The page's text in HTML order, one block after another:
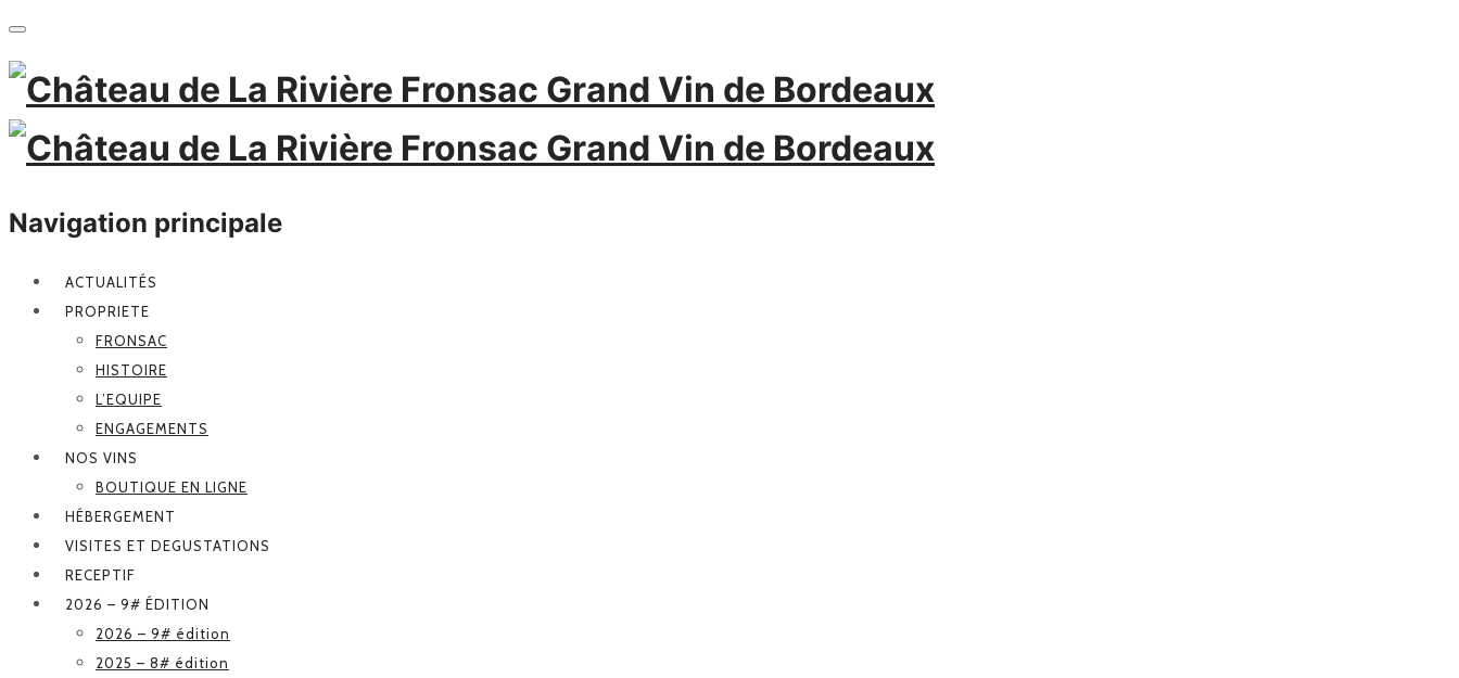
Navigation principale
ACTUALITÉS
PROPRIETE
FRONSAC
HISTOIRE
L’EQUIPE
ENGAGEMENTS
NOS VINS
BOUTIQUE EN LIGNE
HÉBERGEMENT
VISITES ET DEGUSTATIONS
RECEPTIF
2026 – 9# ÉDITION
2026 – 9# édition
2025 – 8# édition